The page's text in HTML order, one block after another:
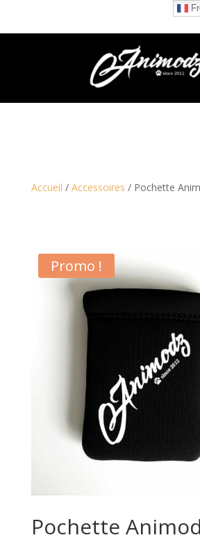
Accueil / Accessoires / Pochette
Promo !
Pochette